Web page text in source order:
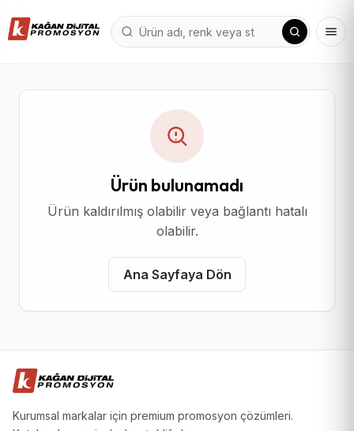
Ürün bulunamadı
Ürün kaldırılmış olabilir veya bağlantı hatalı
olabilir.
Ana Sayfaya Dön
Kurumsal markalar için premium promosyon çözümleri.